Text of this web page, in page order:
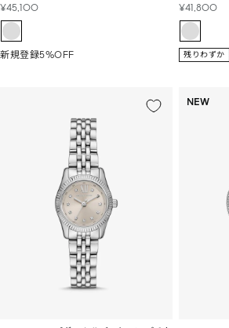
セ
ー
ル
格
¥45,100
新規登録5%OFF
セ
ー
ル
価
格
¥41,800
残りわずか
NEW